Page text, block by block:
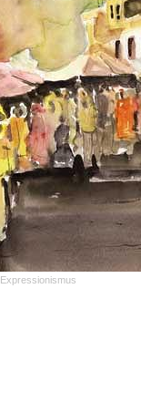
Expressionismus